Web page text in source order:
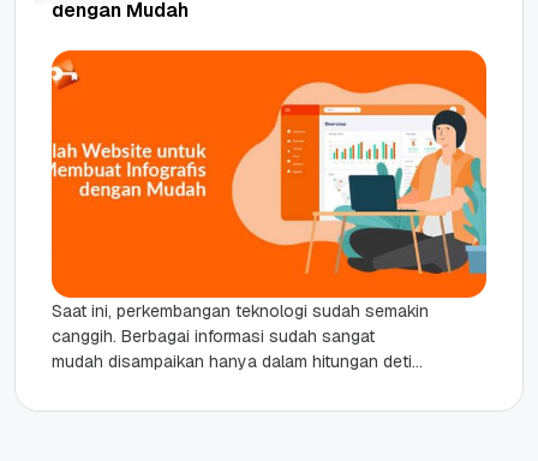
dengan Mudah
Saat ini, perkembangan teknologi sudah semakin
canggih. Berbagai informasi sudah sangat
mudah disampaikan hanya dalam hitungan detik.
saat...